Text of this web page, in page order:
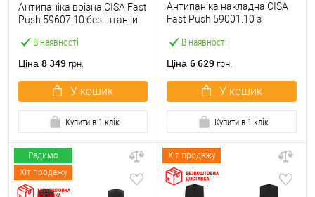
В наявності
Антипаніка врізна CISA Fast
Push 59607.10 без штанги
Ціна 8 349 грн.
У кошик
Купити в 1 клік
В наявності
Антипаніка накладна CISA
Fast Push 59001.10 з
Ціна 6 629 грн.
У кошик
Купити в 1 клік
Радимо
Хіт продажу
Хіт продажу